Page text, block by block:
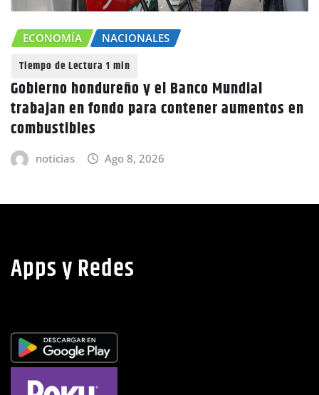
NACIONALES
hondureño y el Banco Mundial
en fondo para contener aumentos en
Ago 8, 2026
Apps y Redes